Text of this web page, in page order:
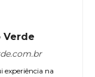
Verde
experiência na